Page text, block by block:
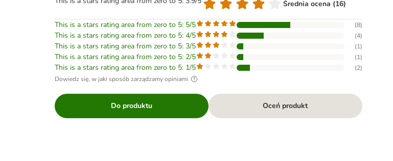
Średnia ocena (16)
This is a stars rating area from zero to 5: 5/5 (8)
This is a stars rating area from zero to 5: 4/5 (4)
This is a stars rating area from zero to 5: 3/5 (1)
This is a stars rating area from zero to 5: 2/5 (1)
This is a stars rating area from zero to 5: 1/5 (2)
Dowiedz się, w jaki sposób zarządzamy opiniami
Do produktu Oceń produkt